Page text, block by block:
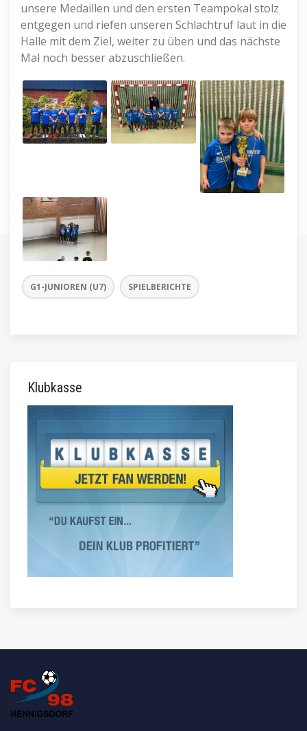
unsere Medaillen und den ersten Teampokal stolz
entgegen und riefen unseren Schlachtruf laut in die
Halle mit dem Ziel, weiter zu üben und das nächste
Mal noch besser abzuschließen.
G1-JUNIOREN (U7) SPIELBERICHTE
Klubkasse